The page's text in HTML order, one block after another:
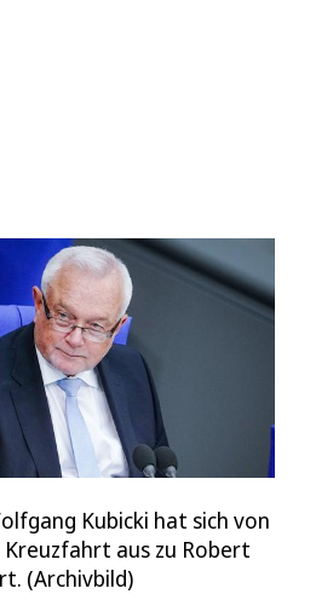
Kubicki hat sich von
aus zu Robert
(Archivbild)